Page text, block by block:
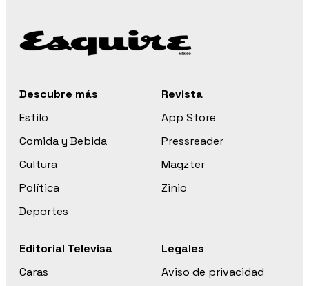
Descubre más
Estilo
Comida y Bebida
Cultura
Política
Deportes
Revista
App Store
Pressreader
Magzter
Zinio
Editorial Televisa
Caras
Legales
Aviso de privacidad